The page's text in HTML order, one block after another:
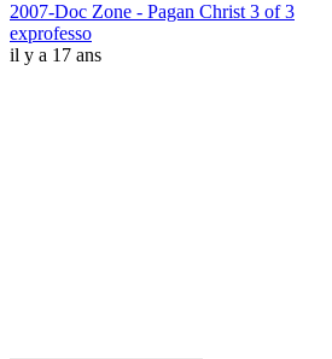
2007-Doc Zone - Pagan Christ 3 of 3
exprofesso
il y a 17 ans